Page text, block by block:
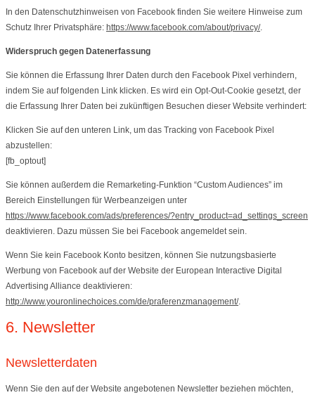
In den Datenschutzhinweisen von Facebook finden Sie weitere Hinweise zum
Schutz Ihrer Privatsphäre: https://www.facebook.com/about/privacy/.
Widerspruch gegen Datenerfassung
Sie können die Erfassung Ihrer Daten durch den Facebook Pixel verhindern,
indem Sie auf folgenden Link klicken. Es wird ein Opt-Out-Cookie gesetzt, der
die Erfassung Ihrer Daten bei zukünftigen Besuchen dieser Website verhindert:
Klicken Sie auf den unteren Link, um das Tracking von Facebook Pixel
abzustellen:
[fb_optout]
Sie können außerdem die Remarketing-Funktion “Custom Audiences” im
Bereich Einstellungen für Werbeanzeigen unter
https://www.facebook.com/ads/preferences/?entry_product=ad_settings_screen
deaktivieren. Dazu müssen Sie bei Facebook angemeldet sein.
Wenn Sie kein Facebook Konto besitzen, können Sie nutzungsbasierte
Werbung von Facebook auf der Website der European Interactive Digital
Advertising Alliance deaktivieren:
http://www.youronlinechoices.com/de/praferenzmanagement/.
6. Newsletter
Newsletterdaten
Wenn Sie den auf der Website angebotenen Newsletter beziehen möchten,